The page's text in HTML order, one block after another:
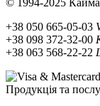
+38 050 665-05-03
+38 098 372-32-00
+38 063 568-22-22
Продукція та